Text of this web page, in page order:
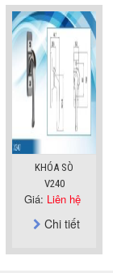
KHÓA SÒ
V240
Giá: Liên hệ
Chi tiết